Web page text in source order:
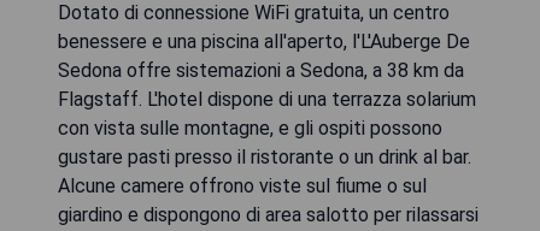
Dotato di connessione WiFi gratuita, un centro
benessere e una piscina all'aperto, l'L'Auberge De
Sedona offre sistemazioni a Sedona, a 38 km da
Flagstaff. L'hotel dispone di una terrazza solarium
con vista sulle montagne, e gli ospiti possono
gustare pasti presso il ristorante o un drink al bar.
Alcune camere offrono viste sul fiume o sul
giardino e dispongono di area salotto per rilassarsi